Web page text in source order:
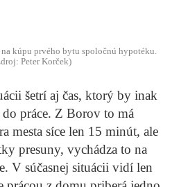
kúpu prvého bytu spoločnú hypotéku.
Peter Korček)
šetrí aj čas, ktorý by inak
práce. Z Borov to má
mesta síce len 15 minút, ale
presuny, vychádza to na
V súčasnej situácii vidí len